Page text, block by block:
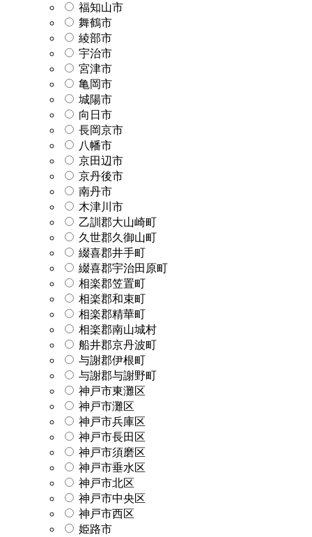
福知山市
舞鶴市
綾部市
宇治市
宮津市
亀岡市
城陽市
向日市
長岡京市
八幡市
京田辺市
京丹後市
南丹市
木津川市
乙訓郡大山崎町
久世郡久御山町
綴喜郡井手町
綴喜郡宇治田原町
相楽郡笠置町
相楽郡和束町
相楽郡精華町
相楽郡南山城村
船井郡京丹波町
与謝郡伊根町
与謝郡与謝野町
神戸市東灘区
神戸市灘区
神戸市兵庫区
神戸市長田区
神戸市須磨区
神戸市垂水区
神戸市北区
神戸市中央区
神戸市西区
姫路市